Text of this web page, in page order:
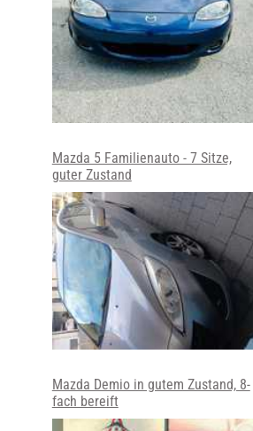
Mazda 5 Familienauto - 7 Sitze,
guter Zustand
Mazda Demio in gutem Zustand, 8-
fach bereift